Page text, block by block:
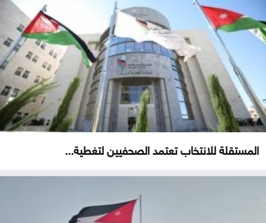
المستقلة للانتخاب تعتمد الصحفيين لتغطية...